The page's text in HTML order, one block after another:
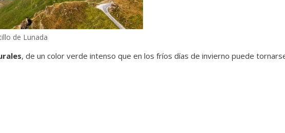
de Lunada
, de un color verde intenso que en los fríos días de invierno puede